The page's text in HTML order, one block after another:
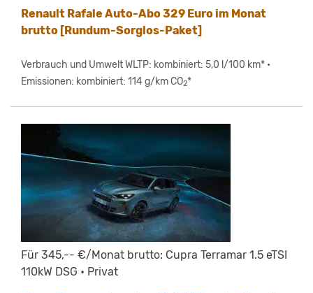
Renault Rafale Auto-Abo 329 Euro im Monat
brutto [Rundum-Sorglos-Paket]
Verbrauch und Umwelt WLTP: kombiniert: 5,0 l/100 km* •
Emissionen: kombiniert: 114 g/km CO2*
Für 345,-- €/Monat brutto: Cupra Terramar 1.5 eTSI
110kW DSG • Privat